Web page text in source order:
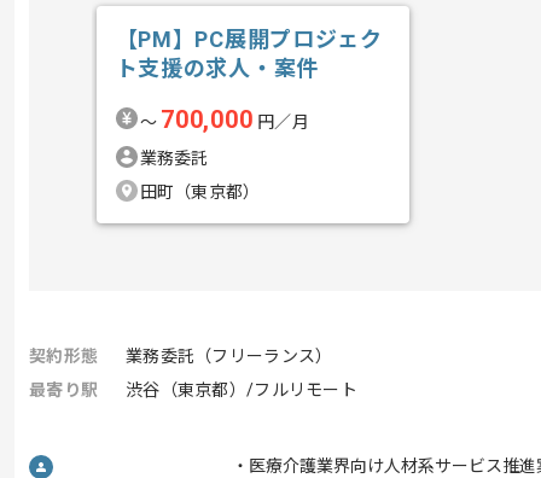
【PM】PC展開プロジェク
ト支援の求人・案件
〜 700,000 円／月
業務委託
田町（東京都）
契約形態
業務委託（フリーランス）
最寄り駅
渋谷（東京都）/フルリモート
・医療介護業界向け人材系サービス推